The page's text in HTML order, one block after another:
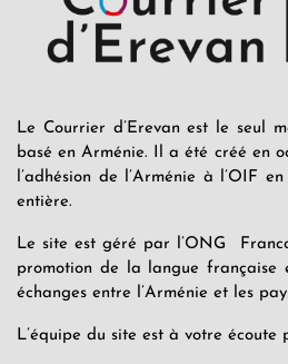
Le Courrier d’Erevan est le seul
basé en Arménie. Il a été créé en
l’adhésion de l’Arménie à l’OIF
entière.
Le site est géré par l’ONG
promotion de la langue française
échanges entre l’Arménie et les
L’équipe du site est à votre écoute